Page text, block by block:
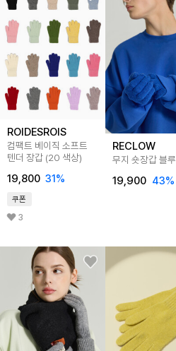
ROIDESROIS
컴팩트 베이직 소프트
텐더 장갑 (20 색상)
19,800 31%
쿠폰
3
RECLOW
무지 숏장갑 블루
19,900 43%